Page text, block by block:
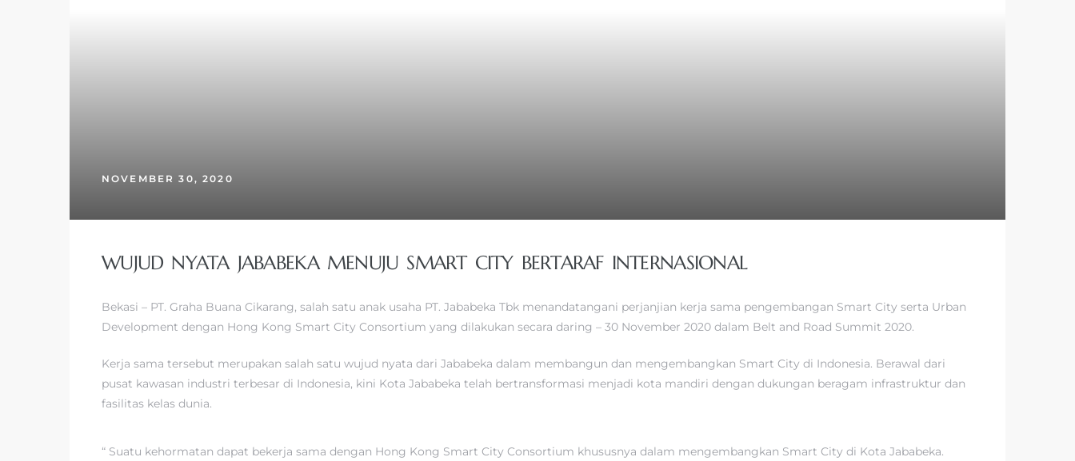
NOVEMBER 30, 2020
WUJUD NYATA JABABEKA MENUJU SMART CITY BERTARAF INTERNASIONAL
Bekasi – PT. Graha Buana Cikarang, salah satu anak usaha PT. Jababeka Tbk menandatangani perjanjian kerja sama pengembangan Smart City serta Urban
Development dengan Hong Kong Smart City Consortium yang dilakukan secara daring – 30 November 2020 dalam Belt and Road Summit 2020.
Kerja sama tersebut merupakan salah satu wujud nyata dari Jababeka dalam membangun dan mengembangkan Smart City di Indonesia. Berawal dari
pusat kawasan industri terbesar di Indonesia, kini Kota Jababeka telah bertransformasi menjadi kota mandiri dengan dukungan beragam infrastruktur dan
fasilitas kelas dunia.
“ Suatu kehormatan dapat bekerja sama dengan Hong Kong Smart City Consortium khususnya dalam mengembangkan Smart City di Kota Jababeka.